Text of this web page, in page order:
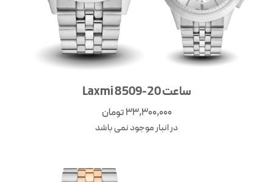
ساعت Laxmi 8509-20
33,300,000تومان
در انبار موجود نمی باشد